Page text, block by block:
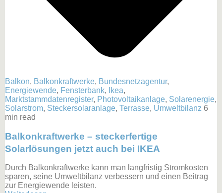
Balkon, Balkonkraftwerke, Bundesnetzagentur,
Energiewende, Fensterbank, Ikea,
Marktstammdatenregister, Photovoltaikanlage, Solarenergie,
Solarstrom, Steckersolaranlage, Terrasse, Umweltbilanz 6
min read
Balkonkraftwerke – steckerfertige
Solarlösungen jetzt auch bei IKEA
Durch Balkonkraftwerke kann man langfristig Stromkosten
sparen, seine Umweltbilanz verbessern und einen Beitrag
zur Energiewende leisten.